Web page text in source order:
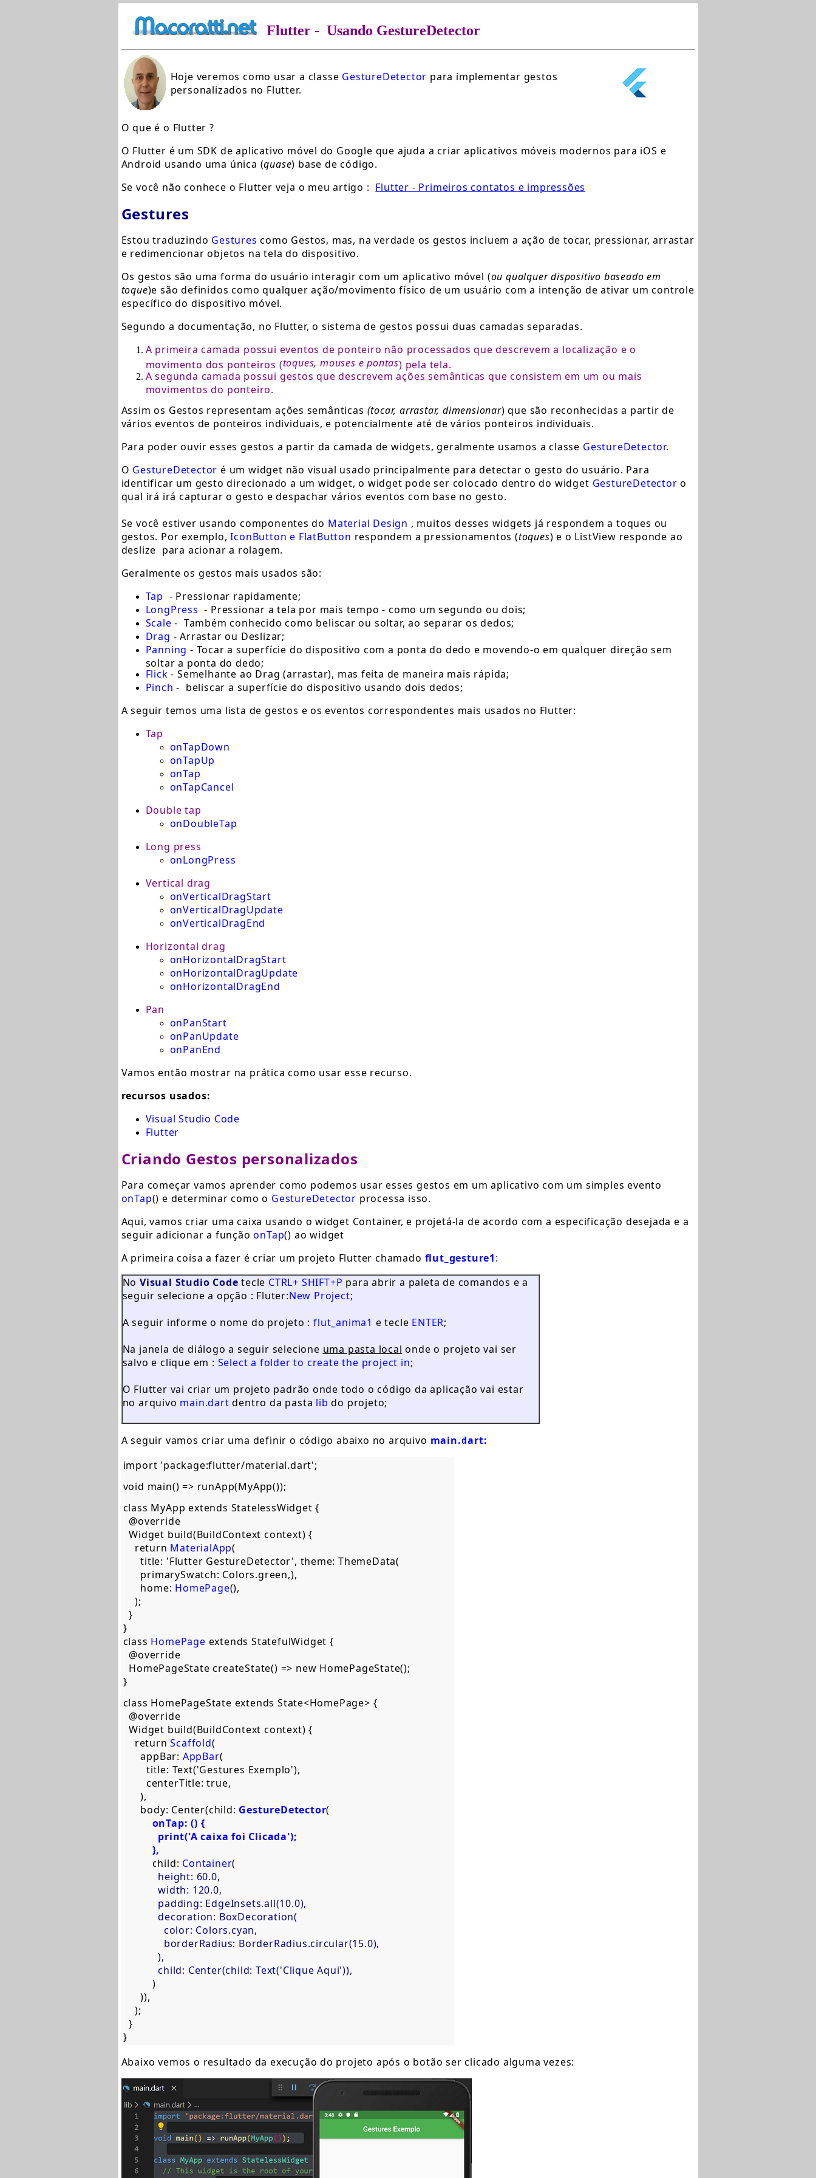
Flutter - Usando GestureDetector
Hoje veremos como usar a classe GestureDetector para implementar gestos
personalizados no Flutter.
O que é o Flutter ?
O Flutter é um SDK de aplicativo móvel do Google que ajuda a criar aplicativos móveis modernos para iOS e
Android usando uma única (quase) base de código.
Se você não conhece o Flutter veja o meu artigo : Flutter - Primeiros contatos e impressões
Gestures
Estou traduzindo Gestures como Gestos, mas, na verdade os gestos incluem a ação de tocar, pressionar, arrastar
e redimencionar objetos na tela do dispositivo.
Os gestos são uma forma do usuário interagir com um aplicativo móvel (ou qualquer dispositivo baseado em
toque)e são definidos como qualquer ação/movimento físico de um usuário com a intenção de ativar um controle
específico do dispositivo móvel.
Segundo a documentação, no Flutter, o sistema de gestos possui duas camadas separadas.
A primeira camada possui eventos de ponteiro não processados que descrevem a localização e o
movimento dos ponteiros (toques, mouses e pontas) pela tela.
A segunda camada possui gestos que descrevem ações semânticas que consistem em um ou mais
movimentos do ponteiro.
Assim os Gestos representam ações semânticas (tocar, arrastar, dimensionar) que são reconhecidas a partir de
vários eventos de ponteiros individuais, e potencialmente até de vários ponteiros individuais.
Para poder ouvir esses gestos a partir da camada de widgets, geralmente usamos a classe GestureDetector.
O GestureDetector é um widget não visual usado principalmente para detectar o gesto do usuário. Para
identificar um gesto direcionado a um widget, o widget pode ser colocado dentro do widget GestureDetector o
qual irá irá capturar o gesto e despachar vários eventos com base no gesto.
Se você estiver usando componentes do Material Design , muitos desses widgets já respondem a toques ou
gestos. Por exemplo, IconButton e FlatButton respondem a pressionamentos (toques) e o ListView responde ao
deslize para acionar a rolagem.
Geralmente os gestos mais usados são:
Tap - Pressionar rapidamente;
LongPress - Pressionar a tela por mais tempo - como um segundo ou dois;
Scale - Também conhecido como beliscar ou soltar, ao separar os dedos;
Drag - Arrastar ou Deslizar;
Panning - Tocar a superfície do dispositivo com a ponta do dedo e movendo-o em qualquer direção sem
soltar a ponta do dedo;
Flick - Semelhante ao Drag (arrastar), mas feita de maneira mais rápida;
Pinch - beliscar a superfície do dispositivo usando dois dedos;
A seguir temos uma lista de gestos e os eventos correspondentes mais usados no Flutter:
Tap
onTapDown
onTapUp
onTap
onTapCancel
Double tap
onDoubleTap
Long press
onLongPress
Vertical drag
onVerticalDragStart
onVerticalDragUpdate
onVerticalDragEnd
Horizontal drag
onHorizontalDragStart
onHorizontalDragUpdate
onHorizontalDragEnd
Pan
onPanStart
onPanUpdate
onPanEnd
Vamos então mostrar na prática como usar esse recurso.
recursos usados:
Visual Studio Code
Flutter
Criando Gestos personalizados
Para começar vamos aprender como podemos usar esses gestos em um aplicativo com um simples evento
onTap() e determinar como o GestureDetector processa isso.
Aqui, vamos criar uma caixa usando o widget Container, e projetá-la de acordo com a especificação desejada e a
seguir adicionar a funçãoonTap() ao widget
A primeira coisa a fazer é criar um projeto Flutter chamado flut_gesture1:
No Visual Studio Code tecle CTRL+ SHIFT+P para abrir a paleta de comandos e a
seguir selecione a opção : Fluter:New Project;
A seguir informe o nome do projeto :flut_anima1 e tecle ENTER;
Na janela de diálogo a seguir selecione uma pasta local onde o projeto vai ser
salvo e clique em : Select a folder to create the project in;
O Flutter vai criar um projeto padrão onde todo o código da aplicação vai estar
no arquivo main.dart dentro da pasta lib do projeto;
A seguir vamos criar uma definir o código abaixo no arquivo main.dart:
import 'package:flutter/material.dart';
void main() => runApp(MyApp());
class MyApp extends StatelessWidget {
  @override
  Widget build(BuildContext context) {
    return
MaterialApp(
      title: 'Flutter GestureDetector', theme: ThemeData(
      primarySwatch: Colors.green,),
      home:
HomePage(),
    );
  }
}
class HomePage extends StatefulWidget {
  @override
  HomePageState createState() => new HomePageState();
}
class HomePageState extends State<HomePage> {
  @override
  Widget build(BuildContext context) {
    return
Scaffold(
      appBar:
AppBar(
        title: Text('Gestures Exemplo'),
        centerTitle: true,
      ),
      body: Center(child:
GestureDetector(
onTap: () {
            print('A caixa foi Clicada');
          },
child: Container(
height: 60.0,
            width: 120.0,
            padding: EdgeInsets.all(10.0),
            decoration: BoxDecoration(
              color: Colors.cyan,
              borderRadius: BorderRadius.circular(15.0),
            ),
            child: Center(child: Text('Clique Aqui')),
)
      )),
    );
  }
}
Abaixo vemos o resultado da execução do projeto após o botão ser clicado alguma vezes: